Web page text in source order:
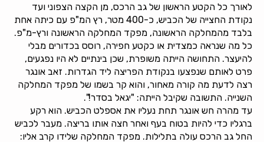
לאורך כל הקטע הראשון של גב הרכס, מן הקצה הצפוני ועד
נקודת החצייה של הכביש, כ-400 מטר, רץ המ"פ עם כיתה אחת
בלבד מהמחלקה הראשונה, מפקד המחלקה הראשונה ורץ-מ"פ.
כל מה שנראה כמצדית או כקטע חפירה, רוסס בכדורים מבלי
להיעצר. התחושה הייתה משופרת, שכן בינתיים לא היו נפגעים,
פרט לאותם שנפצעו בנקודת הפריצה ליד הגדרות. זאב אונגר
רצה לדעת מה קורה מאחור, והוא קר בשמו של מפקד המחלקה
השנייה. התשובה שקיבל הייתה: "יגאל בסדר!".
עד מהרה חש אונגר תחת נעליו את אספלט הכביש. הוא רקע
ברגליו כדי להיות בטוח בעף ואחר חצה אותו בריצה. מעבר לכביש
החל גב הרכס עולה בתלילות. מפקד המחלקה שלידו קרב אליו: